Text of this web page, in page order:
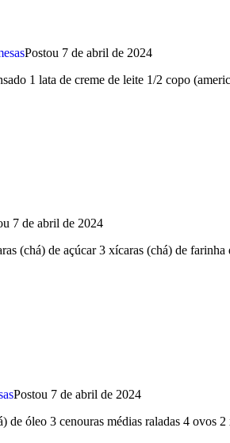
Postou 7 de abril de 2024
1 lata de creme de leite 1/2 copo
7 de abril de 2024
(chá) de açúcar 3 xícaras (chá) de
Postou 7 de abril de 2024
de óleo 3 cenouras médias raladas 4